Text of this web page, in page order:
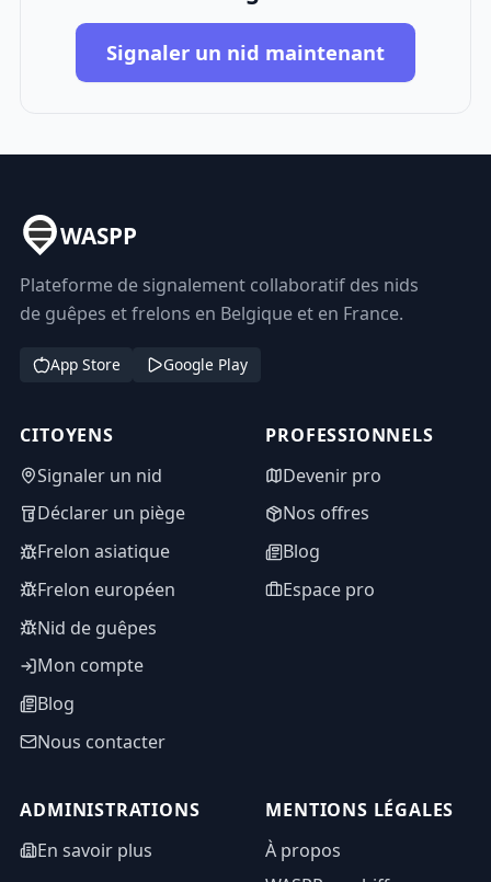
Signaler un nid maintenant
WASPP
Plateforme de signalement collaboratif des nids
de guêpes et frelons en Belgique et en France.
App Store Google Play
CITOYENS
Signaler un nid
Déclarer un piège
Frelon asiatique
Frelon européen
Nid de guêpes
Mon compte
Blog
Nous contacter
PROFESSIONNELS
Devenir pro
Nos offres
Blog
Espace pro
ADMINISTRATIONS
En savoir plus
MENTIONS LÉGALES
À propos